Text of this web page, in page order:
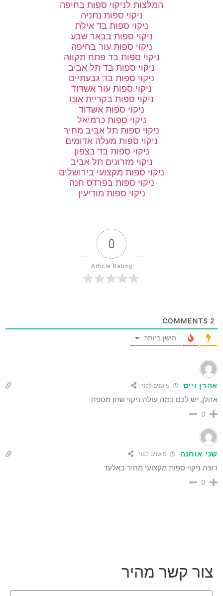
המלצות לניקוי ספות בחיפה
ניקוי ספות נתניה
ניקוי ספות בד אילת
ניקוי ספות בבאר שבע
ניקוי ספות עור בחיפה
ניקוי ספות בד פתח תקווה
ניקוי ספות בד תל אביב
ניקוי ספות בד גבעתיים
ניקוי ספות עור אשדוד
ניקוי ספות בקריית אונו
ניקוי ספות אשדוד
ניקוי ספות כרמיאל
ניקוי ספות תל אביב מחיר
ניקוי ספות מעלה אדומים
ניקוי ספות בד בצפון
ניקוי מזרונים תל אביב
ניקוי ספות מקצועי בירושלים
ניקוי ספות בפרדס חנה
ניקוי ספות מודיעין
0
Article Rating
2
הישן ביותר
אהרן וייס
אהלן, יש לכם כמה עולה ניקוי שתן מספה
0
שני אוחנה
רוצה ניקוי ספות מקצועי מחיר באלעד
0
צור קשר מהיר